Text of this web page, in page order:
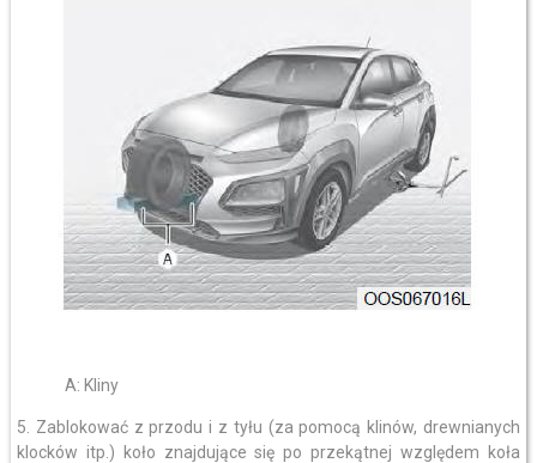
A: Kliny
5. Zablokować z przodu i z tyłu (za pomocą klinów, drewnianych
klocków itp.) koło znajdujące się po przekątnej względem koła